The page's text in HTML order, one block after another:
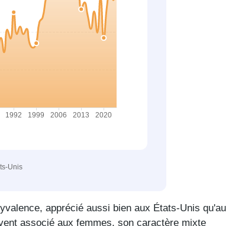
Unis
apprécié aussi bien aux États-Unis qu'au
associé aux femmes, son caractère mixte